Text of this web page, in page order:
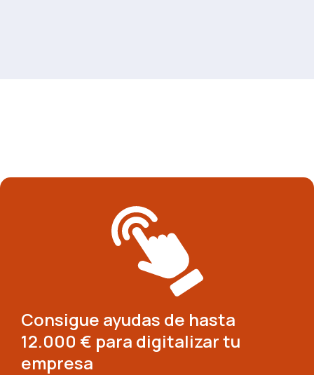
Consigue ayudas de hasta
12.000 € para digitalizar tu
empresa